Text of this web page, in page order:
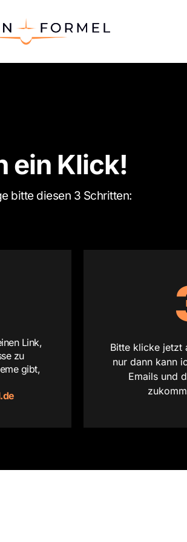
ein Klick!
bitte diesen 3 Schritten:
Link,
zu
gibt,
Bitte klicke jetzt
nur dann kann
Emails und